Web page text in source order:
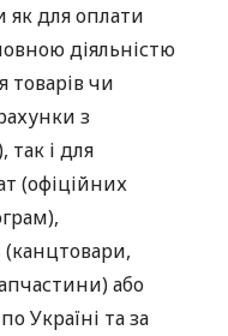
як для оплати
діяльністю
товарів чи
з
і для
(офіційних
(канцтовари,
або
Україні та за